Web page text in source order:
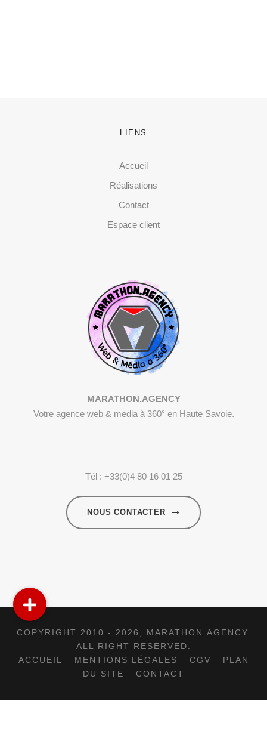
LIENS
Accueil
Réalisations
Contact
Espace client
MARATHON.AGENCY
Votre agence web & media à 360° en Haute Savoie.
Tél : +33(0)4 80 16 01 25
NOUS CONTACTER
COPYRIGHT 2010 - 2026, MARATHON.AGENCY.
ALL RIGHT RESERVED.
ACCUEIL
MENTIONS LÉGALES CGV
PLAN
DU SITE
CONTACT